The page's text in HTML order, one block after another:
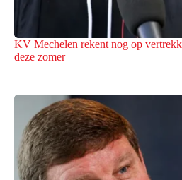
KV Mechelen rekent nog op
deze zomer